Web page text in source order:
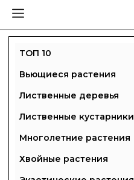
ТОП 10
Вьющиеся растения
Лиственные деревья
Лиственные кустарники
Многолетние растения
Хвойные растения